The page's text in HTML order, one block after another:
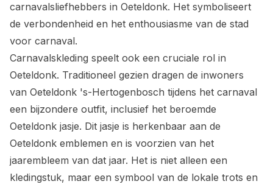
carnavalsliefhebbers in Oeteldonk. Het symboliseert
de verbondenheid en het enthousiasme van de stad
voor carnaval.
Carnavalskleding speelt ook een cruciale rol in
Oeteldonk. Traditioneel gezien dragen de inwoners
van Oeteldonk 's-Hertogenbosch tijdens het carnaval
een bijzondere outfit, inclusief het beroemde
Oeteldonk jasje. Dit jasje is herkenbaar aan de
Oeteldonk emblemen en is voorzien van het
jaarembleem van dat jaar. Het is niet alleen een
kledingstuk, maar een symbool van de lokale trots en